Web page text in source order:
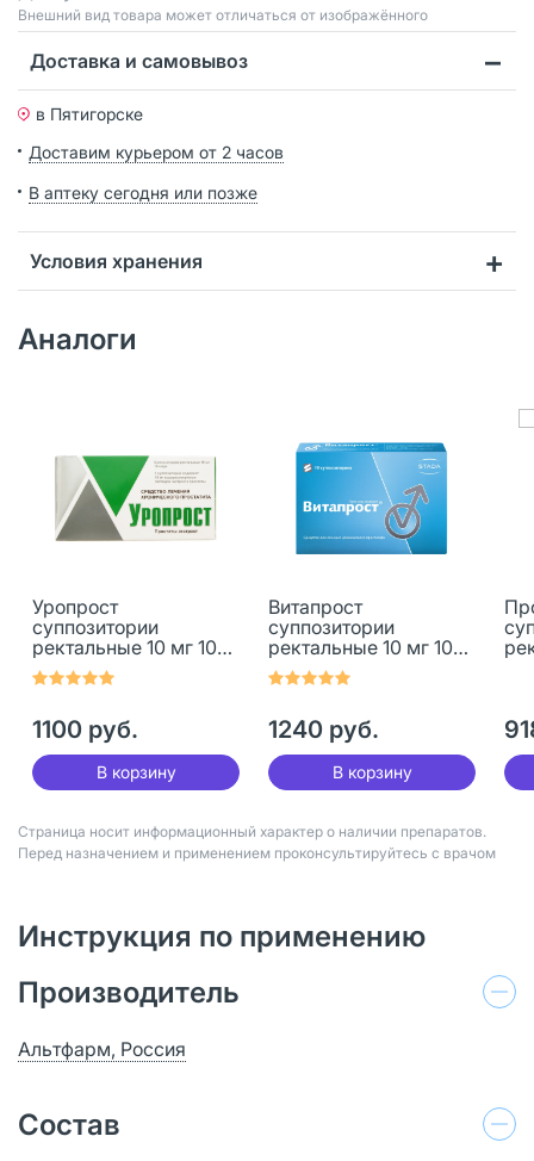
Bнешний вид товара может отличаться от изображённого
Доставка и самовывоз
в Пятигорске
Доставим курьером от 2 часов
В аптеку сегодня или позже
Условия хранения
Аналоги
Уропрост
суппозитории
ректальные 10 мг 10
шт
1100 руб.
В корзину
Витапрост
суппозитории
ректальные 10 мг 10
шт
1240 руб.
В корзину
Страница носит информационный характер о наличии препаратов.
Перед назначением и применением проконсультируйтесь с врачом
Инструкция по применению
Производитель
Альтфарм, Россия
Состав